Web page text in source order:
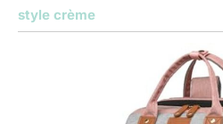
style crème